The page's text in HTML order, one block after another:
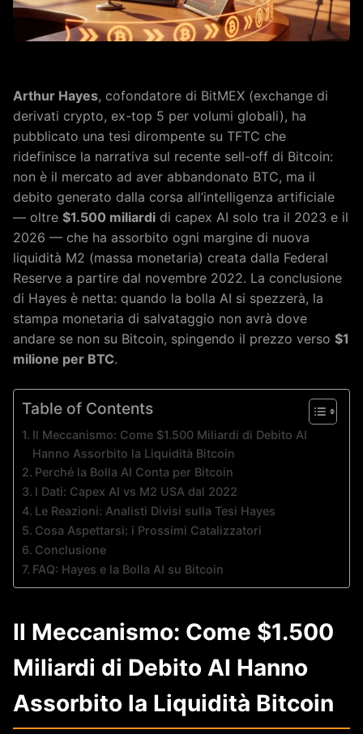
Arthur Hayes, cofondatore di BitMEX (exchange di
derivati crypto, ex-top 5 per volumi globali), ha
pubblicato una tesi dirompente su TFTC che
ridefinisce la narrativa sul recente sell-off di Bitcoin:
non è il mercato ad aver abbandonato BTC, ma il
debito generato dalla corsa all’intelligenza artificiale
— oltre $1.500 miliardi di capex AI solo tra il 2023 e il
2026 — che ha assorbito ogni margine di nuova
liquidità M2 (massa monetaria) creata dalla Federal
Reserve a partire dal novembre 2022. La conclusione
di Hayes è netta: quando la bolla AI si spezzerà, la
stampa monetaria di salvataggio non avrà dove
andare se non su Bitcoin, spingendo il prezzo verso $1
milione per BTC.
Table of Contents
Il Meccanismo: Come $1.500 Miliardi di Debito AI
Hanno Assorbito la Liquidità Bitcoin
Perché la Bolla AI Conta per Bitcoin
I Dati: Capex AI vs M2 USA dal 2022
Le Reazioni: Analisti Divisi sulla Tesi Hayes
Cosa Aspettarsi: i Prossimi Catalizzatori
Conclusione
FAQ: Hayes e la Bolla AI su Bitcoin
Il Meccanismo: Come $1.500
Miliardi di Debito AI Hanno
Assorbito la Liquidità Bitcoin